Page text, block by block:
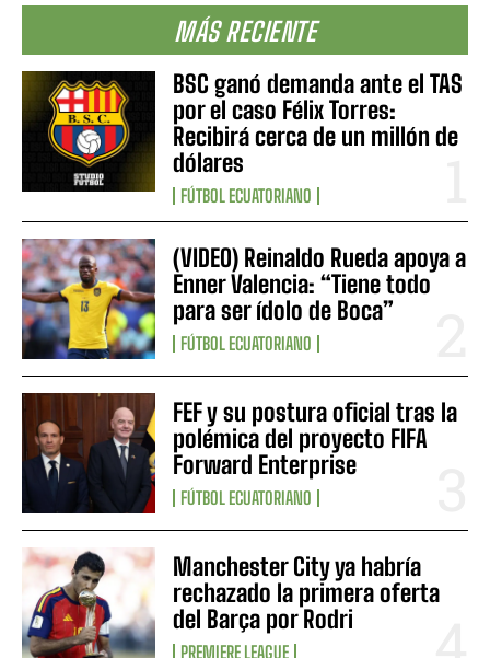
MÁS RECIENTE
BSC ganó demanda ante el TAS
por el caso Félix Torres:
Recibirá cerca de un millón de
dólares
FÚTBOL ECUATORIANO
(VIDEO) Reinaldo Rueda apoya a
Enner Valencia: “Tiene todo
para ser ídolo de Boca”
FÚTBOL ECUATORIANO
FEF y su postura oficial tras la
polémica del proyecto FIFA
Forward Enterprise
FÚTBOL ECUATORIANO
Manchester City ya habría
rechazado la primera oferta
del Barça por Rodri
PREMIERE LEAGUE